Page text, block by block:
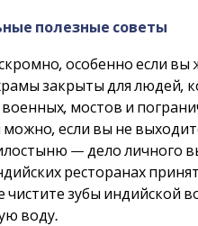
полезные советы
особенно если
закрыты для людей,
мостов и
можно, если вы не
— дело личного
ресторанах
чистите зубы индийской
воду.